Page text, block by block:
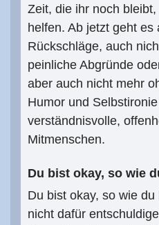
Zeit, die ihr noch
helfen. Ab jetzt geht
Rückschläge, auch
peinliche Abgründe
aber auch nicht mehr
Humor und
verständnisvolle,
Mitmenschen.
Du bist okay, so wie
Du bist okay, so wie
nicht dafür